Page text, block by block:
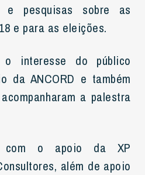
e pesquisas sobre as
e para as eleições.
interesse do público
da ANCORD e também
a palestra
com o apoio da XP
além de apoio